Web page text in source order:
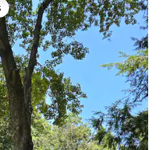
plus appréciés